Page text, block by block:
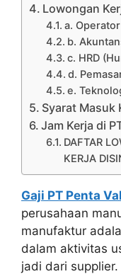
Lowongan
a.
b.
c. HRD
d.
e.
Syarat Masuk
Jam Kerja di
DAFTAR
KERJA
Gaji PT Penta
perusahaan
manufaktur
dalam aktivitas
jadi dari